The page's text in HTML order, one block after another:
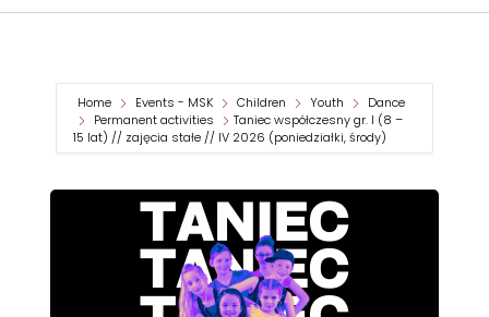
Home Events - MSK Children Youth
Dance
Permanent activities
Taniec współczesny gr. I (8 –
15 lat) // zajęcia stałe // IV 2026 (poniedziałki, środy)